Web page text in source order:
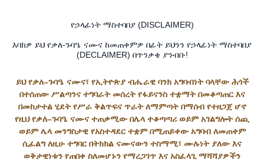
የኃላፊነት ማስተባበያ (DISCLAIMER)
እባክዎ ይህ የቃለ-ጉባዔ ናሙና ከመጠቀምዎ በፊት ይህንን የኃላፊነት ማስተባበያ
(DECLAIMER) በጥንቃቄ ያንብቡ!
ይህ የቃለ–ጉባዔ ናሙና፣ የኢትዮጵያ ብሔራዊ ባንክ አግባብነት ባላቸው ሕጎች
በተሰጠው ሥልጣንና ተግባራት መሰረት የፋይናንስ ተቋማት በመቆጣጠር እና
በመከታተል ሂደት የሥራ ቅልጥፍና ጥራት ለማምጣት በማሰብ የተዘጋጀ ሆኖ
የዚህ የቃለ–ጉባዔ ናሙና ተጠቃሚው በሌላ ተቆጣጣሪ ወይም አገልግሎት ሰጪ
ወይም ሌላ መንግስታዊ የአስተዳደር ተቋም በሚጠይቀው አግባብ ለመጠቀም
ሲፈልግ ለዚሁ ተግባር በትክክል ናሙናውን ተስማሚ፣ ሙሉነት ያለው እና
ወቅታዊነቱን የጠበቀ ስለመሆኑን የማረጋገጥ እና አስፈላጊ ማሻሻያዎችን